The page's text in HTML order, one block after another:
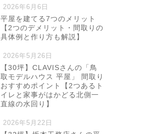
2026年6月6日
平屋を建てる7つのメリット
【2つのデメリット・間取りの
具体例と作り方も解説】
2026年5月26日
【30坪】CLAVISさんの「鳥
取モデルハウス 平屋」 間取り
おすすめポイント【2つあるト
イレと家事がはかどる北側一
直線の水回り】
2026年5月22日